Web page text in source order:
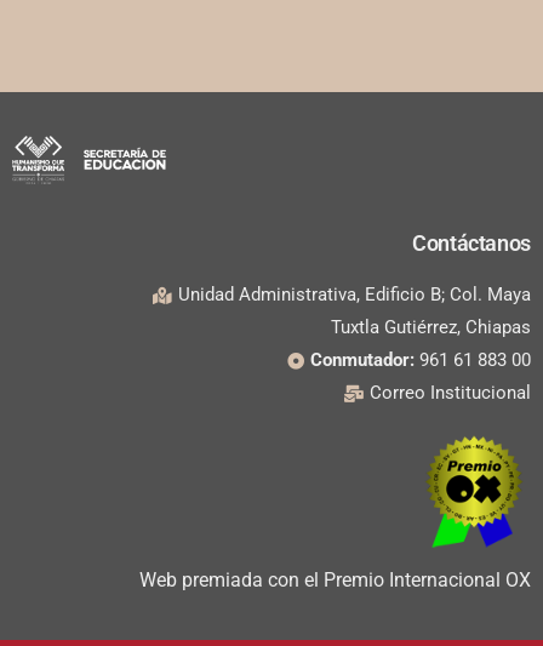
Contáctanos
Unidad Administrativa, Edificio B; Col. Maya
Tuxtla Gutiérrez, Chiapas
Conmutador: 961 61 883 00
Correo Institucional
Web premiada con el Premio Internacional OX